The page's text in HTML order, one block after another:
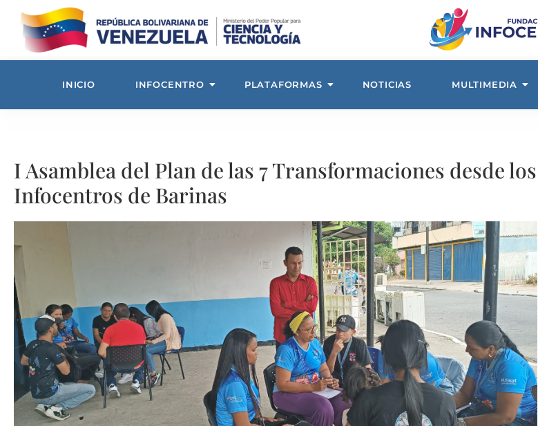
INICIO INFOCENTRO PLATAFORMAS NOTICIAS MULTIMEDIA
I Asamblea del Plan de las 7 Transformaciones desde los
Infocentros de Barinas